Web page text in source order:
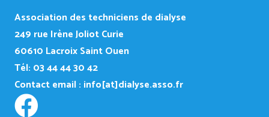
Association des techniciens de dialyse
249 rue Irène Joliot Curie
60610 Lacroix Saint Ouen
Tél: 03 44 44 30 42
Contact email : info[at]dialyse.asso.fr